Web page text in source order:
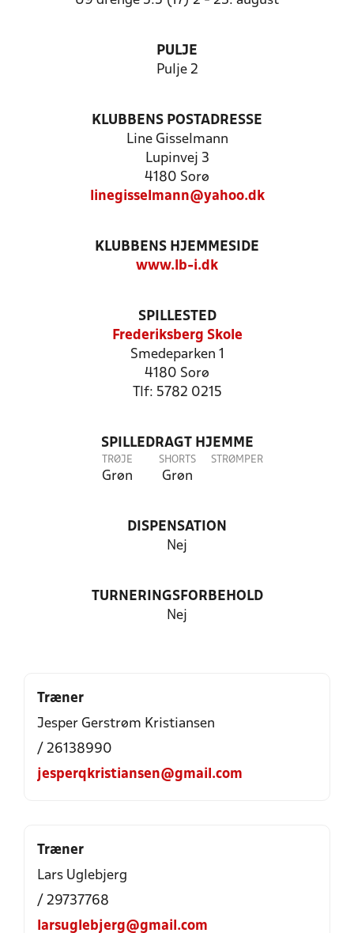
PULJE
Pulje 2
KLUBBENS POSTADRESSE
Line Gisselmann
Lupinvej 3
4180 Sorø
linegisselmann@yahoo.dk
KLUBBENS HJEMMESIDE
www.lb-i.dk
SPILLESTED
Frederiksberg Skole
Smedeparken 1
4180 Sorø
Tlf: 5782 0215
SPILLEDRAGT HJEMME
TRØJE
Grøn
SHORTS
Grøn
STRØMPER
DISPENSATION
Nej
TURNERINGSFORBEHOLD
Nej
Træner
Jesper Gerstrøm Kristiansen
/ 26138990
jesperqkristiansen@gmail.com
Træner
Lars Uglebjerg
/ 29737768
larsuglebjerg@gmail.com